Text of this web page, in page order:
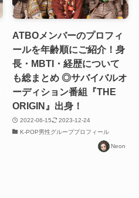
ATBOメンバーのプロフィ
ールを年齢順にご紹介！身
長・MBTI・経歴について
も総まとめ ◎サバイバルオ
ーディション番組『THE
ORIGIN』出身！
2022-06-15
2023-12-24
K-POP男性グループプロフィール
Neon